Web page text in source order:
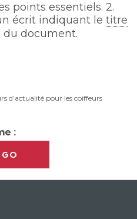
points essentiels. 2.
écrit indiquant le titre
du document.
d’actualité pour les coiffeurs
:
GO